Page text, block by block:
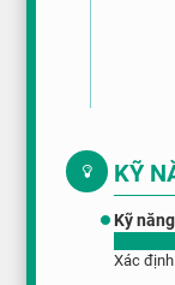
KỸ
Kỹ
Xác